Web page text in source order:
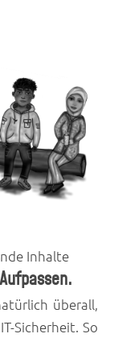
Inhalte
überall,
Sicherheit. So